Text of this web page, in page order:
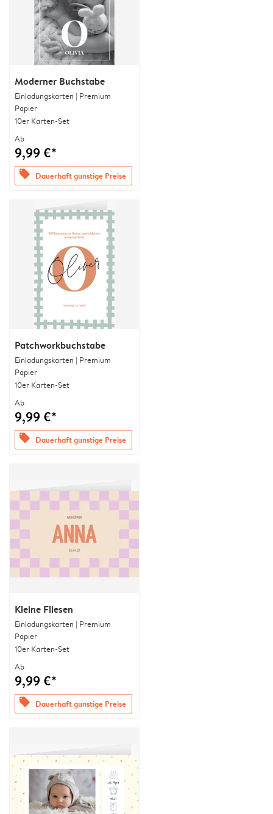
Moderner Buchstabe
Einladungskarten | Premium
Papier
10er Karten-Set
Ab
9,99 €*
offers Dauerhaft günstige Preise
Patchworkbuchstabe
Einladungskarten | Premium
Papier
10er Karten-Set
Ab
9,99 €*
offers Dauerhaft günstige Preise
Kleine Fliesen
Einladungskarten | Premium
Papier
10er Karten-Set
Ab
9,99 €*
offers Dauerhaft günstige Preise